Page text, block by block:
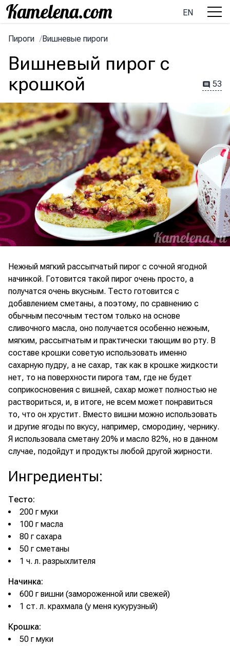
EN
Пироги /Вишневые пироги
Вишневый пирог с
крошкой
53
Нежный мягкий рассыпчатый пирог с сочной ягодной
начинкой. Готовится такой пирог очень просто, а
получатся очень вкусным. Тесто готовится с
добавлением сметаны, а поэтому, по сравнению с
обычным песочным тестом только на основе
сливочного масла, оно получается особенно нежным,
мягким, рассыпчатым и практически тающим во рту. В
составе крошки советую использовать именно
сахарную пудру, а не сахар, так как в крошке жидкости
нет, то на поверхности пирога там, где не будет
соприкосновения с вишней, сахар может полностью не
раствориться, и, в итоге, не всем может понравиться
то, что он хрустит. Вместо вишни можно использовать
и другие ягоды по вкусу, например, смородину, чернику.
Я использовала сметану 20% и масло 82%, но в данном
случае, подойдут и продукты любой другой жирности.
Ингредиенты:
Тесто:
200 г муки
100 г масла
80 г сахара
50 г сметаны
1 ч. л. разрыхлителя
Начинка:
600 г вишни (замороженной или свежей)
1 ст. л. крахмала (у меня кукурузный)
Крошка:
50 г муки